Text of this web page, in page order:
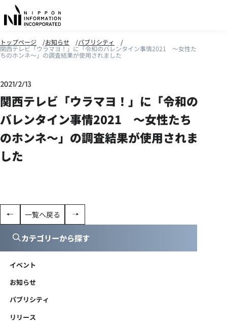
トップページ お知らせ パブリシティ
関西テレビ「ウラマヨ！」に「令和のバレンタイン事情2021 ～女性た
ちのホンネ～」の調査結果が使用されました
2021/2/13
関西テレビ「ウラマヨ！」に「令和の
バレンタイン事情2021 ～女性たち
のホンネ～」の調査結果が使用されま
した
一覧へ戻る
カテゴリーから探す
イベント
お知らせ
パブリシティ
リリース